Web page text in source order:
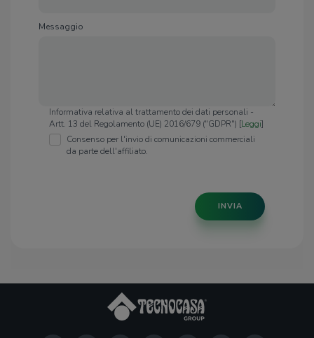
Messaggio
Informativa relativa al trattamento dei dati personali -
Artt. 13 del Regolamento (UE) 2016/679 ("GDPR") [Leggi]
Consenso per l'invio di comunicazioni commerciali
da parte dell'affiliato.
INVIA